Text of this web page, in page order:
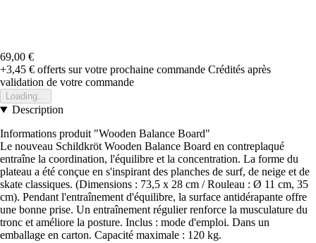
69,00 €
+3,45 € offerts sur votre prochaine commande Crédités après
validation de votre commande
Loading...
Description
Informations produit "Wooden Balance Board"
Le nouveau Schildkröt Wooden Balance Board en contreplaqué
entraîne la coordination, l'équilibre et la concentration. La forme du
plateau a été conçue en s'inspirant des planches de surf, de neige et de
skate classiques. (Dimensions : 73,5 x 28 cm / Rouleau : Ø 11 cm, 35
cm). Pendant l'entraînement d'équilibre, la surface antidérapante offre
une bonne prise. Un entraînement régulier renforce la musculature du
tronc et améliore la posture. Inclus : mode d'emploi. Dans un
emballage en carton. Capacité maximale : 120 kg.